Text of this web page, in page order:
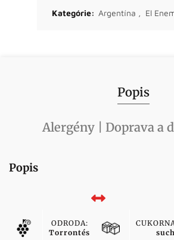
Kategórie: Argentína , El
Popis
Alergény | Doprava a
Popis
ODRODA:
Torrontés